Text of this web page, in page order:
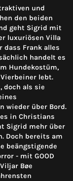
und
den beiden
geht Sigrid mit
luxuriösen Villa
dass Frank alles
handelt es
Hundekostüm,
lebt.
als sie
wieder über Bord.
in Christians
Sigrid mehr über
Doch bereits am
beängstigende
- mit GOOD
Bøe